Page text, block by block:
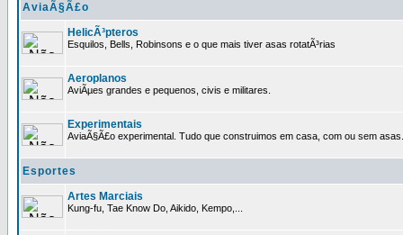
AviaÃ§Ã£o
HelicÃ³pteros
Esquilos, Bells, Robinsons e o que mais tiver asas rotatÃ³rias
Aeroplanos
AviÃµes grandes e pequenos, civis e militares.
Experimentais
AviaÃ§Ã£o experimental. Tudo que construimos em casa, com ou sem asas.
Esportes
Artes Marciais
Kung-fu, Tae Know Do, Aikido, Kempo,...